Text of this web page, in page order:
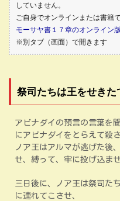
していません。
ご自身でオンラインまたは書籍
モーサヤ書１７章のオンライン
※別タブ（画面）で開きます
祭司たちは王をせき
アビナダイの預言の言葉を
にアビナダイをとらえて殺
ノア王はアルマが逃げた後
せ、縛って、牢に投げ込ませ
三日後に、ノア王は祭司た
に連れてこさせ、